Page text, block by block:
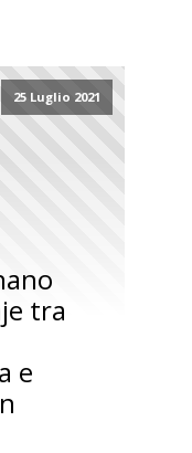
25 Luglio 2021
tra
e